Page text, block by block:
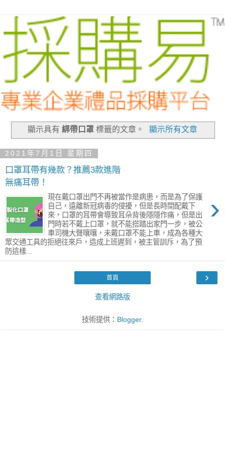
顯示具有 綁帶口罩標籤的文章。 顯示所有文章
2021年7月1日 星期四
口罩耳帶有幾款？推薦3款進階
無痛耳帶！
›
現在戴口罩出門不再被當作是病患，而是為了保護
自己，遠離新冠病毒的侵擾，但是長時間配戴下
來，口罩的耳帶會導致耳朵背後隱隱作痛，但是出
門時若不戴上口罩，就不能搭踏出家門一步，被公
車司機大聲嚷嚷，未戴口罩不能上車，成為各種大
眾交通工具的拒絕往來戶，造成上班遲到，被主管訓斥，為了預
防這樣...
›
首頁
查看網路版
技術提供： Blogger.